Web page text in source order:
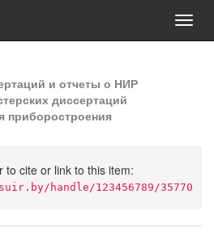
и отчеты о НИР
диссертаций
приборостроения
to cite or link to this item:
handle/123456789/35770